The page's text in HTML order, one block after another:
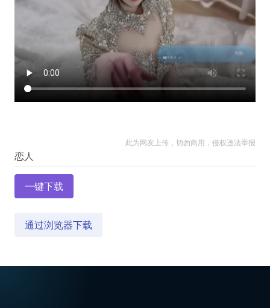
此为网友上传，切勿商用，侵权违法举报
一键下载
通过浏览器下载